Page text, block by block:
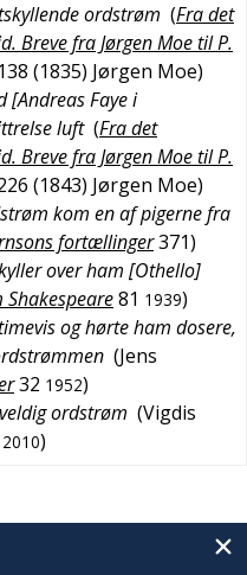
ordstrøm (Fra det
Breve fra Jørgen Moe til P.
138 (1835) Jørgen Moe)
[Andreas Faye i
luft (Fra det
Breve fra Jørgen Moe til P.
(1843) Jørgen Moe)
kom en af pigerne fra
fortællinger371)
over ham [Othello]
Shakespeare81 1939)
og hørte ham dosere,
(Jens
32 1952)
ordstrøm (Vigdis
2010)